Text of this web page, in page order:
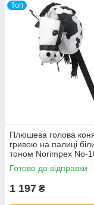
Топ
Плюшева голова
гривою на палиці
тоном Norimpex No-
Готово до відправки
1 197 ₴